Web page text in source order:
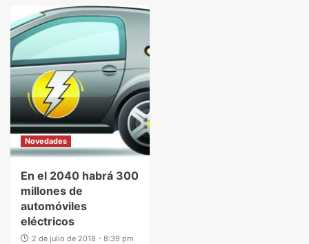
Novedades
En el 2040 habrá 300
millones de
automóviles
eléctricos
2 de julio de 2018 - 8:39 pm